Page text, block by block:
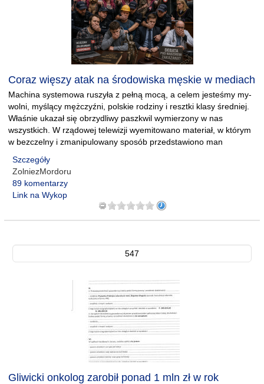
Coraz więszy atak na środowiska męskie w mediach
Machina systemowa ruszyła z pełną mocą, a celem jesteśmy my-
wolni, myślący mężczyźni, polskie rodziny i resztki klasy średniej.
Właśnie ukazał się obrzydliwy paszkwil wymierzony w nas
wszystkich. W rządowej telewizji wyemitowano materiał, w którym
w bezczelny i zmanipulowany sposób przedstawiono man
Szczegóły
ZolniezMordoru
89 komentarzy
Link na Wykop
547
Gliwicki onkolog zarobił ponad 1 mln zł w rok